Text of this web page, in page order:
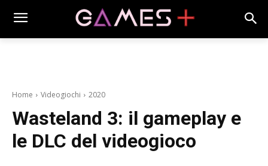
Home Videogiochi 2020
Wasteland 3: il gameplay e
le DLC del videogioco